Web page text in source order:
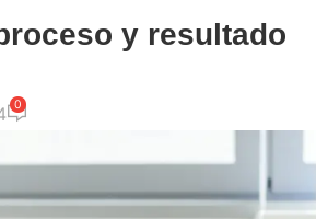
y resultado
0